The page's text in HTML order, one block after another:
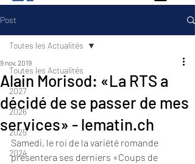
Post
Toutes les Actualités
2027
2026
2025
2024
Toutes les Actualités
Alain Morisod: «La RTS a
décidé de se passer de mes
services» - lematin.ch
9 nov. 2019
Samedi, le roi de la variété romande
présentera ses derniers «Coups de